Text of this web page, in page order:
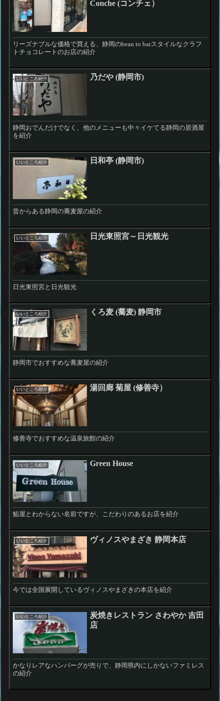
Conche (コンチェ）
リーズナブルな価格で買える、静岡のbean to barスタイルなクラフ
トチョコレートのお店の紹介
いいところ紹介 乃だや (静岡市)
静岡おでんだけでなく、他のメニューも中々イケてる静岡の居酒屋
を紹介
いいところ紹介 日和亭 (静岡市)
昔からある静岡の蕎麦屋の紹介
いいところ紹介 日光東照宮～日光観光
日光東照宮と日光観光
いいところ紹介 くろ麦 (蕎麦) 静岡市
静岡市でおすすめな蕎麦屋の紹介
いいところ紹介 湯回廊 菊屋 (修善寺）
修善寺でおすすめな温泉旅館の紹介
いいところ紹介 Green House
鮨屋とわからない名前ですが、こだわりのあるお店を紹介
いいところ紹介 ヴィノスやまざき 静岡本店
今では全国展開しているヴィノスやまざきの本店を紹介
いいところ紹介
炭焼きレストラン さわやか 吉田
店
かなりレアなハンバーグが売りで、静岡県内にしかないファミレス
の紹介